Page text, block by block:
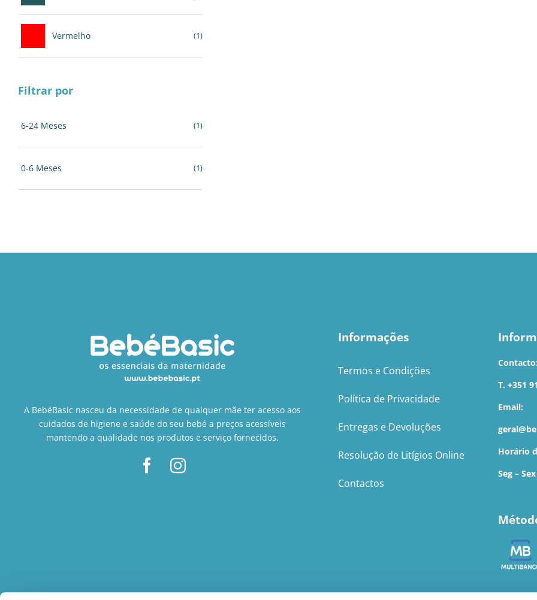
Vermelho (1)
Filtrar por
6-24 Meses (1)
0-6 Meses (1)
A BebéBasic nasceu da necessidade de qualquer mãe ter acesso aos
cuidados de higiene e saúde do seu bebé a preços acessíveis
mantendo a qualidade nos produtos e serviço fornecidos.
Informações
Termos e Condições
Política de Privacidade
Entregas e Devoluções
Resolução de Litígios Online
Contactos
Contacto:
T. +351
Email:
Horário
Seg –